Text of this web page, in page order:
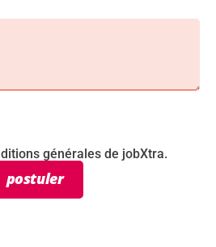
générales de jobXtra.
postuler